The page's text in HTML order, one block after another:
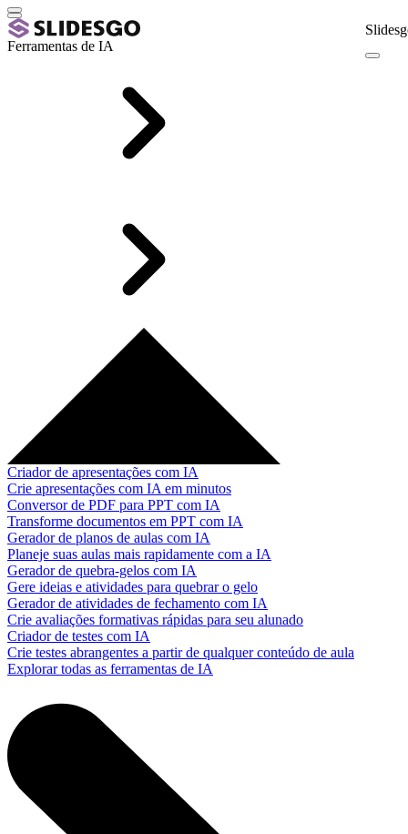
Ferramentas de IA
Criador de apresentações com IA
Crie apresentações com IA em minutos
Conversor de PDF para PPT com IA
Transforme documentos em PPT com IA
Gerador de planos de aulas com IA
Planeje suas aulas mais rapidamente com a IA
Gerador de quebra-gelos com IA
Gere ideias e atividades para quebrar o gelo
Gerador de atividades de fechamento com IA
Crie avaliações formativas rápidas para seu alunado
Criador de testes com IA
Crie testes abrangentes a partir de qualquer conteúdo de aula
Explorar todas as ferramentas de IA